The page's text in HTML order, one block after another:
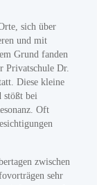
sich über
und mit
Grund fanden
Privatschule Dr.
Diese kleine
stößt bei
Oft
zwischen
sehr